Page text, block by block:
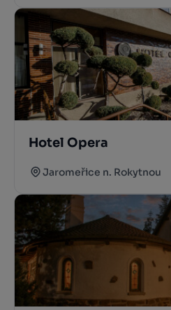
Hotel Opera
Jaromeřice n. Rokytnou